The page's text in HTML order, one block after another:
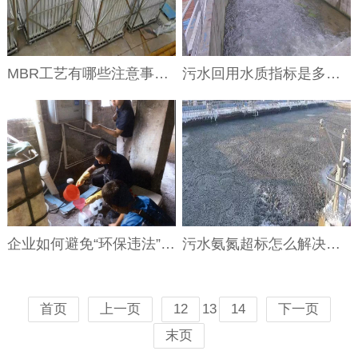
MBR工艺有哪些注意事项？MBR工艺9大误区解读 污水回用水质指标是多少?污水回用处理方法介绍
企业如何避免“环保违法” 企业常见环保违法情况介绍 污水氨氮超标怎么解决？氨氮超标原因与解决方法
首页 上一页 12 13 14
下一页
末页